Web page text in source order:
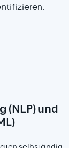
(NLP) und